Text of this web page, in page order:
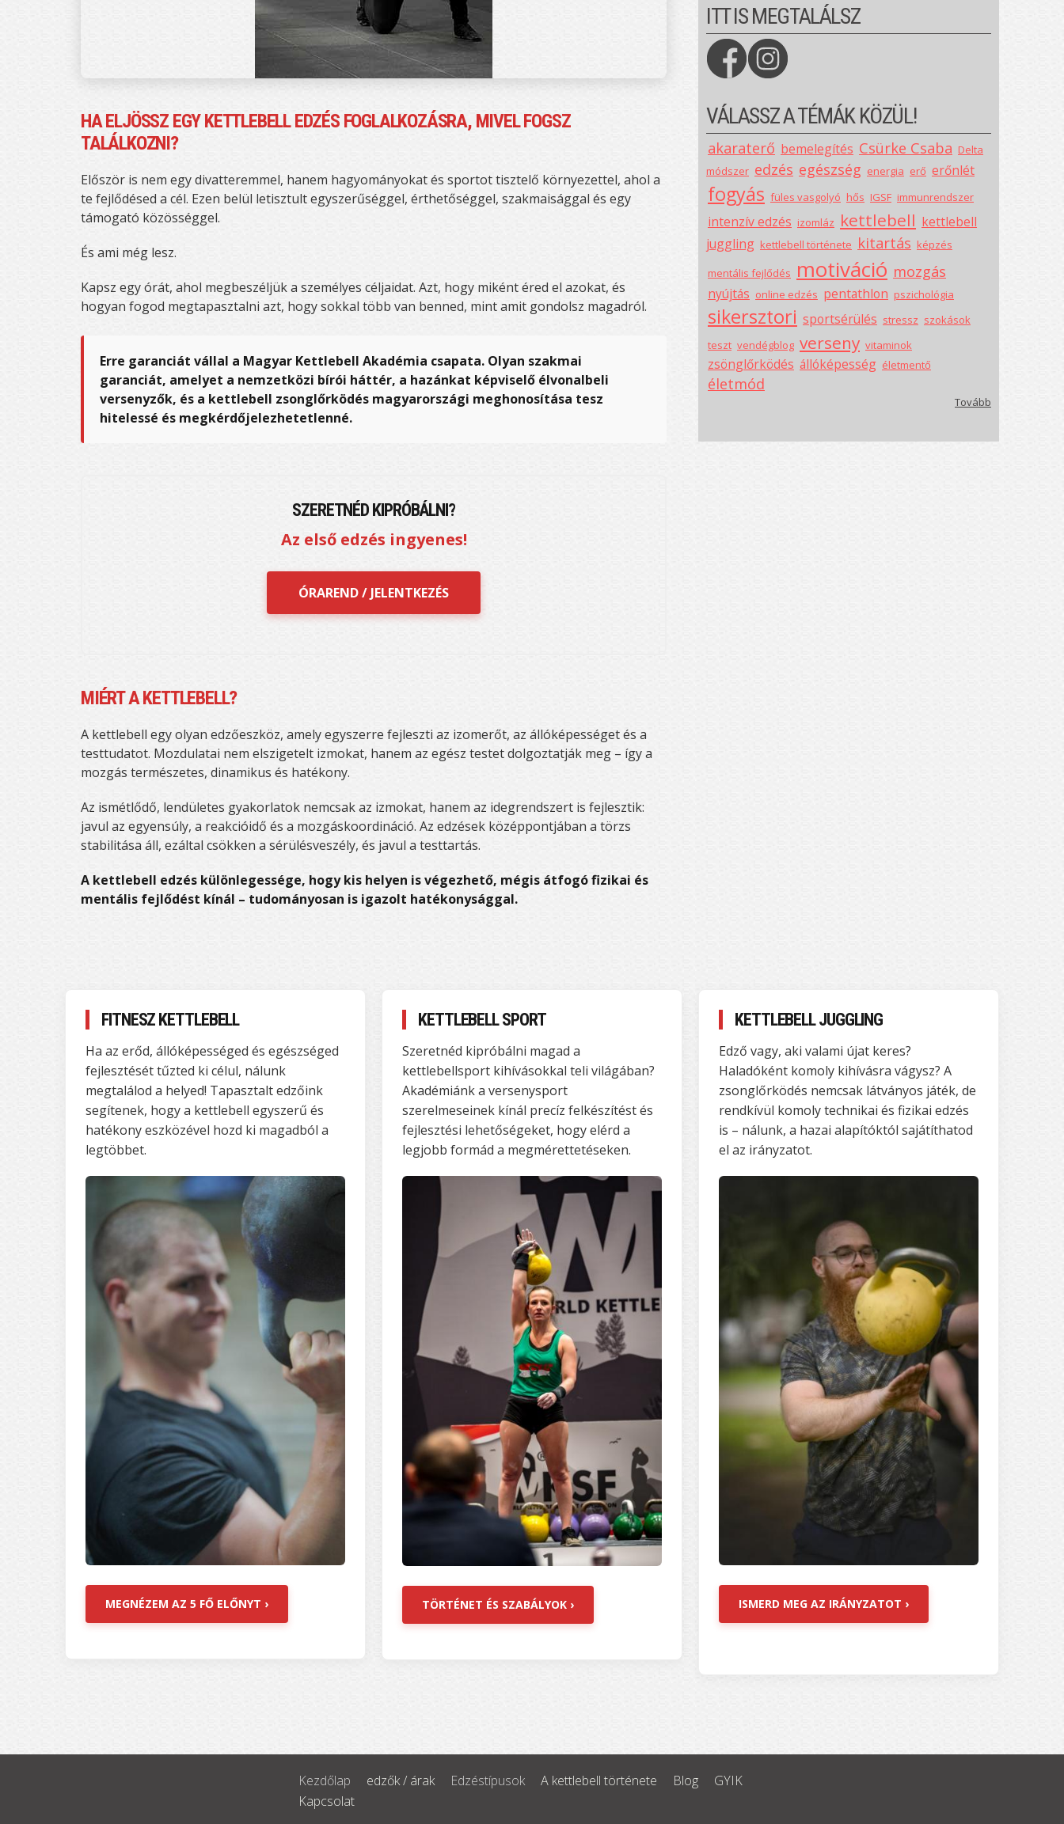
HA ELJÖSSZ EGY KETTLEBELL EDZÉS FOGLALKOZÁSRA, MIVEL FOGSZ
TALÁLKOZNI?
Először is nem egy divatteremmel, hanem hagyományokat és sportot tisztelő környezettel, ahol a
te fejlődésed a cél. Ezen belül letisztult egyszerűséggel, érthetőséggel, szakmaisággal és egy
támogató közösséggel.
És ami még lesz.
Kapsz egy órát, ahol megbeszéljük a személyes céljaidat. Azt, hogy miként éred el azokat, és
hogyan fogod megtapasztalni azt, hogy sokkal több van benned, mint amit gondolsz magadról.
Erre garanciát vállal a Magyar Kettlebell Akadémia csapata. Olyan szakmai
garanciát, amelyet a nemzetközi bírói háttér, a hazánkat képviselő élvonalbeli
versenyzők, és a kettlebell zsonglőrködés magyarországi meghonosítása tesz
hitelessé és megkérdőjelezhetetlenné.
SZERETNÉD KIPRÓBÁLNI?
Az első edzés ingyenes!
ÓRAREND / JELENTKEZÉS
MIÉRT A KETTLEBELL?
A kettlebell egy olyan edzőeszköz, amely egyszerre fejleszti az izomerőt, az állóképességet és a
testtudatot. Mozdulatai nem elszigetelt izmokat, hanem az egész testet dolgoztatják meg – így a
mozgás természetes, dinamikus és hatékony.
Az ismétlődő, lendületes gyakorlatok nemcsak az izmokat, hanem az idegrendszert is fejlesztik:
javul az egyensúly, a reakcióidő és a mozgáskoordináció. Az edzések középpontjában a törzs
stabilitása áll, ezáltal csökken a sérülésveszély, és javul a testtartás.
A kettlebell edzés különlegessége, hogy kis helyen is végezhető, mégis átfogó fizikai és
mentális fejlődést kínál – tudományosan is igazolt hatékonysággal.
ITT IS MEGTALÁLSZ
VÁLASSZ A TÉMÁK KÖZÜL!
akaraterő bemelegítés Csürke Csaba Delta
módszer edzés egészség energia erő erőnlét
fogyás füles vasgolyó hős IGSF immunrendszer
intenzív edzés izomláz kettlebell kettlebell
juggling kettlebell története kitartás képzés
mentális fejlődés motiváció mozgás
nyújtás online edzés pentathlon pszichológia
sikersztori sportsérülés stressz szokások
teszt vendégblog verseny vitaminok
zsönglőrködés állóképesség életmentő
életmód
Tovább
FITNESZ KETTLEBELL
Ha az erőd, állóképességed és egészséged
fejlesztését tűzted ki célul, nálunk
megtalálod a helyed! Tapasztalt edzőink
segítenek, hogy a kettlebell egyszerű és
hatékony eszközével hozd ki magadból a
legtöbbet.
MEGNÉZEM AZ 5 FŐ ELŐNYT ›
KETTLEBELL SPORT
Szeretnéd kipróbálni magad a
kettlebellsport kihívásokkal teli világában?
Akadémiánk a versenysport
szerelmeseinek kínál precíz felkészítést és
fejlesztési lehetőségeket, hogy elérd a
legjobb formád a megmérettetéseken.
TÖRTÉNET ÉS SZABÁLYOK ›
KETTLEBELL JUGGLING
Edző vagy, aki valami újat keres?
Haladóként komoly kihívásra vágysz? A
zsonglőrködés nemcsak látványos játék, de
rendkívül komoly technikai és fizikai edzés
is – nálunk, a hazai alapítóktól sajátíthatod
el az irányzatot.
ISMERD MEG AZ IRÁNYZATOT ›
Kezdőlap edzők / árak Edzéstípusok A kettlebell története Blog
GYIK
Kapcsolat